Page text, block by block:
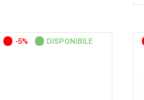
-5% DISPONIBILE